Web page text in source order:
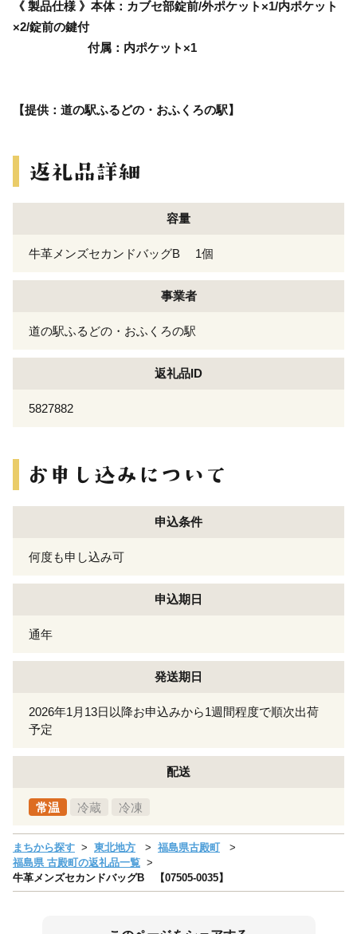
《 製品仕様 》本体：カブセ部錠前/外ポケット×1/内ポケット
×2/錠前の鍵付
付属：内ポケット×1
【提供：道の駅ふるどの・おふくろの駅】
容量
牛革メンズセカンドバッグB 1個
事業者
道の駅ふるどの・おふくろの駅
返礼品ID
5827882
申込条件
何度も申し込み可
申込期日
通年
発送期日
2026年1月13日以降お申込みから1週間程度で順次出荷
予定
配送
常温 冷蔵 冷凍
まちから探す 東北地方
福島県古殿町
福島県 古殿町の返礼品一覧
牛革メンズセカンドバッグB 【07505-0035】